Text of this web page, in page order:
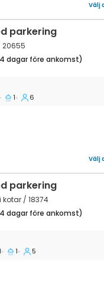
Välj
parkering
20655
dagar före ankomst)
Gorski kotar K-
1 6
Välj
parkering
kotar / 18374
dagar före ankomst)
Draga, Gorski kotar
1 5